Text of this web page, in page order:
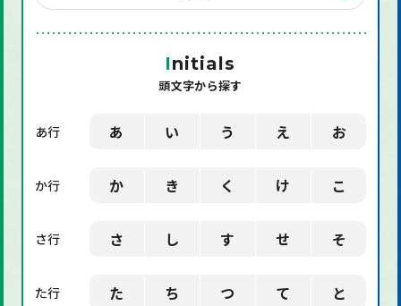
「店舗備品」に関する用語
「環境」に関する用語
「業界用語」に関する用語
Initials
頭文字から探す
あ行 あ い う え お
か行 か き く け こ
さ行 さ し す せ そ
た行 た ち つ て と